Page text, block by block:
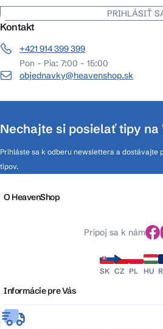
PRIHLÁSIŤ
Kontakt
+421 914 399 399
Pon - Pia: 7:00 - 15:00
objednavky@heavenshop.sk
Nechajte si posielať tipy na
Prihláste sa k odberu newslettera a dostávajte
tipov.
O HeavenShop
Pripoj sa k nám
SK CZ PL HU
Informácie pre Vás